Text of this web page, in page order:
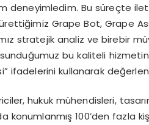
deneyimledim. Bu süreçte
Grape Bot, Grape
stratejik analiz ve birebir
bu kaliteli
ifadelerini kullanarak
hukuk mühendisleri,
konumlanmış 100’den fazla